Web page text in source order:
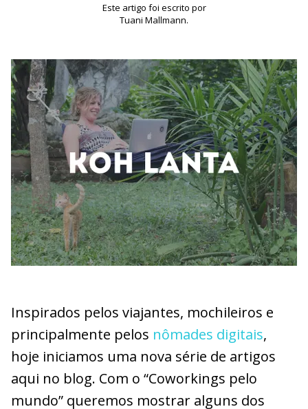
Este artigo foi escrito por
Tuani Mallmann.
Inspirados pelos viajantes, mochileiros e
principalmente pelos nômades digitais,
hoje iniciamos uma nova série de artigos
aqui no blog. Com o “Coworkings pelo
mundo” queremos mostrar alguns dos